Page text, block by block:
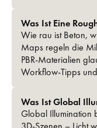
Was Ist Eine
Wie rau ist Beton,
Maps regeln die
PBR-Materialien
Workflow-Tipps
Was Ist Global
Global Illumination